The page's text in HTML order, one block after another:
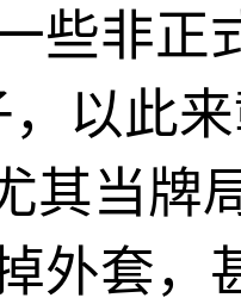
些非正
，以此
其当牌
外套，